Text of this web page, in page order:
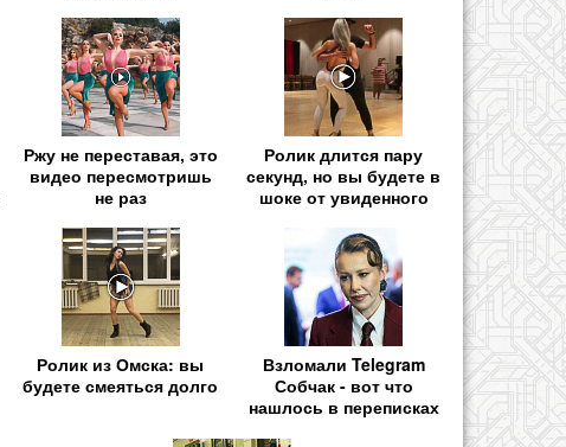
Ржу не переставая, это
видео пересмотришь
не раз
Ролик длится пару
секунд, но вы будете в
шоке от увиденного
Ролик из Омска: вы
будете смеяться долго
Взломали Telegram
Собчак - вот что
нашлось в переписках